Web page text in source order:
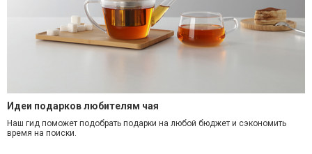
Идеи подарков любителям чая
Наш гид поможет подобрать подарки на любой бюджет и сэкономить
время на поиски.